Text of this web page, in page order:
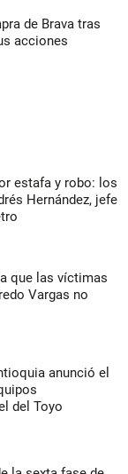
de Brava tras
acciones
estafa y robo: los
Hernández, jefe
que las víctimas
Vargas no
anunció el
del Toyo